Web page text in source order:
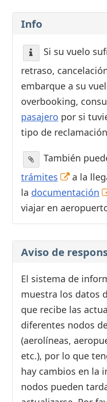
Info
Si su vuelo
retraso,
embarque a su
overbooking,
pasajero por si
tipo de
También
trámites
a la
la documentación
viajar en
Aviso de
El sistema de
muestra los datos
que recibe las
diferentes nodos
(aerolíneas,
etc.), por lo que
hay cambios en la
nodos pueden